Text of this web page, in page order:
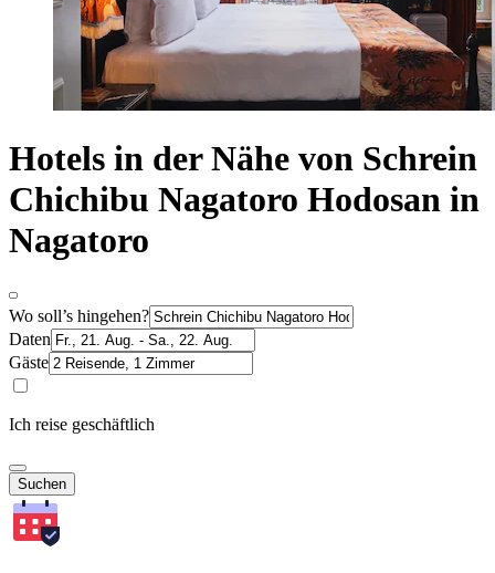
Hotels in der Nähe von Schrein
Chichibu Nagatoro Hodosan in
Nagatoro
Wo soll’s hingehen?
Daten
Gäste
Ich reise geschäftlich
Suchen